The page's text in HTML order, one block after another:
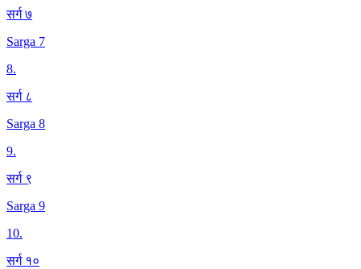
सर्ग ७
Sarga 7
8.
सर्ग ८
Sarga 8
9.
सर्ग ९
Sarga 9
10.
सर्ग १०